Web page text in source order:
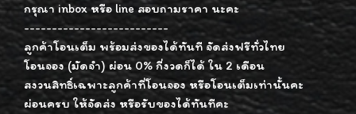
กรุณา inbox หรือ line สอบถามราคา นะคะ
--------------------------
ลูกค้าโอนเต็ม พร้อมส่งของได้ทันที จัดส่งฟรีทั่วไทย
โอนจอง (มัดจำ) ผ่อน 0% กี่งวดก็ได้ ใน 2 เดือน
สงวนสิทธิ์เฉพาะลูกค้าที่โอนจอง หรือโอนเต็มเท่านั้นคะ
ผ่อนครบ ให้จัดส่ง หรือรับของได้ทันทีคะ